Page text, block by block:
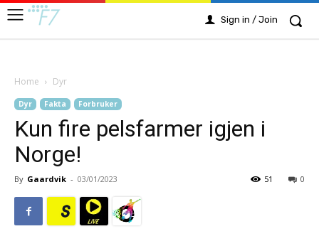
Sign in / Join
Home Dyr
Dyr Fakta Forbruker
Kun fire pelsfarmer igjen i
Norge!
By Gaardvik - 03/01/2023 0
51